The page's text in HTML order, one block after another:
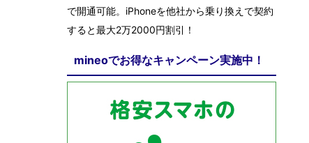
で開通可能。iPhoneを他社から乗り換えで契約
すると最大2万2000円割引！
mineoでお得なキャンペーン実施中！